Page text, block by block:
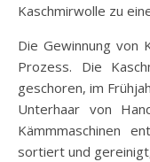
Kaschmirwolle zu
Die Gewinnung von
Prozess. Die
geschoren, im
Unterhaar von
Kämmmaschinen
sortiert und